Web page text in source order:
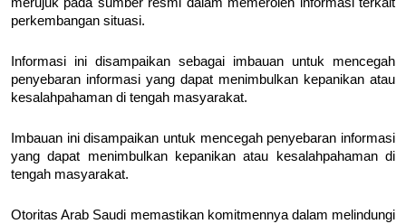
perkembangan situasi.
Informasi ini disampaikan sebagai imbauan untuk mencegah
penyebaran informasi yang dapat menimbulkan kepanikan atau
kesalahpahaman di tengah masyarakat.
Imbauan ini disampaikan untuk mencegah penyebaran informasi
yang dapat menimbulkan kepanikan atau kesalahpahaman di
tengah masyarakat.
Otoritas Arab Saudi memastikan komitmennya dalam melindungi